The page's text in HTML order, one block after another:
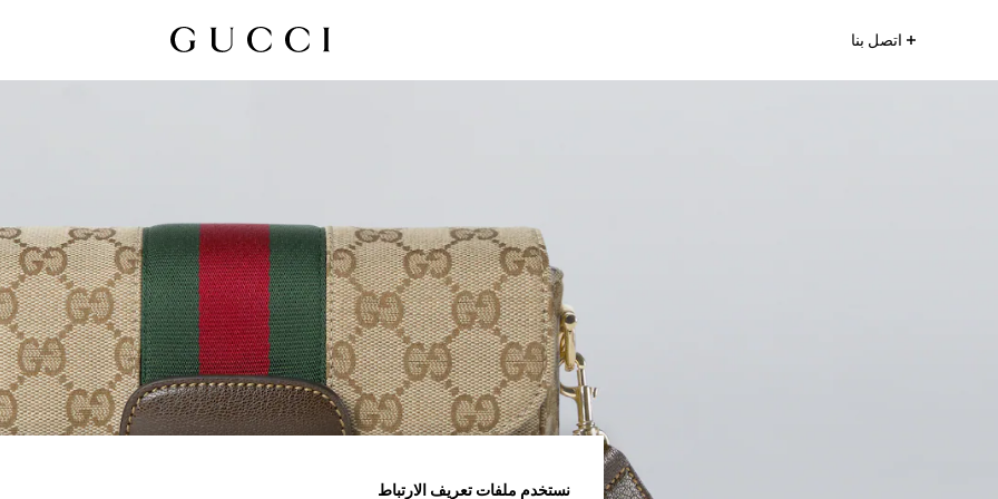
اتصل بنا
نستخدم ملفات تعريف الارتباط